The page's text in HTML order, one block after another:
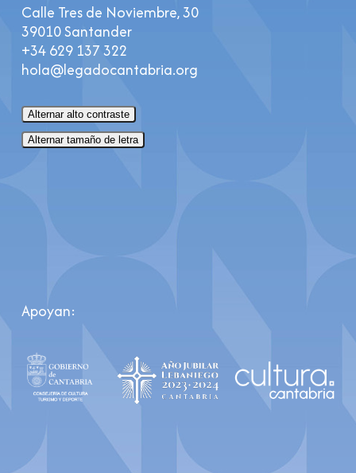
Calle Tres de Noviembre, 30
39010 Santander
+34 629 137 322
hola@legadocantabria.org
Alternar alto contraste
Alternar tamaño de letra
Apoyan: